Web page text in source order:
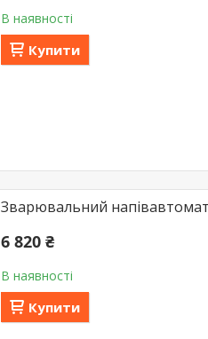
В наявності
Купити
Зварювальний
6 820 ₴
В наявності
Купити